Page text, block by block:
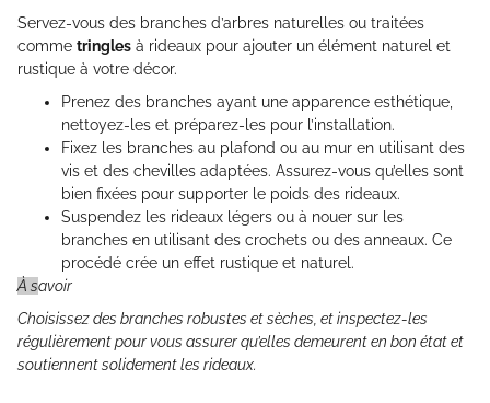
Servez-vous des branches d’arbres naturelles ou traitées
comme tringles à rideaux pour ajouter un élément naturel et
rustique à votre décor.
Prenez des branches ayant une apparence esthétique,
nettoyez-les et préparez-les pour l’installation.
Fixez les branches au plafond ou au mur en utilisant des
vis et des chevilles adaptées. Assurez-vous qu’elles sont
bien fixées pour supporter le poids des rideaux.
Suspendez les rideaux légers ou à nouer sur les
branches en utilisant des crochets ou des anneaux. Ce
procédé crée un effet rustique et naturel.
À savoir
Choisissez des branches robustes et sèches, et inspectez-les
régulièrement pour vous assurer qu’elles demeurent en bon état et
soutiennent solidement les rideaux.